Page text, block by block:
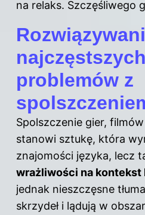
na relaks. Szczęśliwego
najczęstszych
problemów z
Spolszczenie gier,
stanowi sztukę, która
znajomości języka, lecz
wrażliwości na kontekst
jednak nieszczęsne
skrzydeł i lądują w